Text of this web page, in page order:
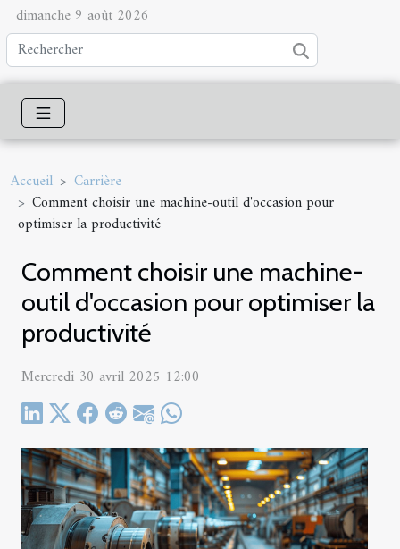
dimanche 9 août 2026
Accueil
Carrière
Comment choisir une machine-outil d'occasion pour
optimiser la productivité
Comment choisir une machine-
outil d'occasion pour optimiser la
productivité
Mercredi 30 avril 2025 12:00